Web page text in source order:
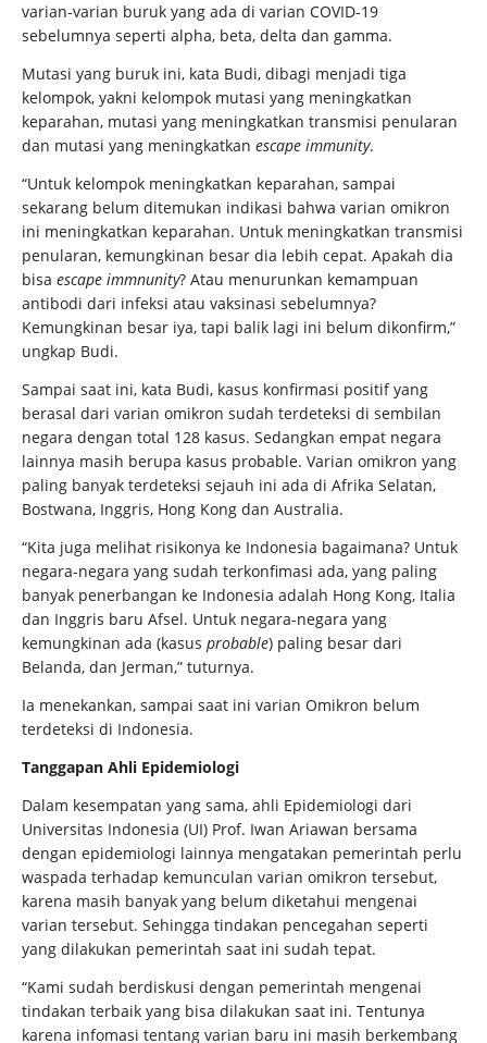
varian-varian buruk yang ada di varian COVID-19
sebelumnya seperti alpha, beta, delta dan gamma.
Mutasi yang buruk ini, kata Budi, dibagi menjadi tiga
kelompok, yakni kelompok mutasi yang meningkatkan
keparahan, mutasi yang meningkatkan transmisi penularan
dan mutasi yang meningkatkan escape immunity.
“Untuk kelompok meningkatkan keparahan, sampai
sekarang belum ditemukan indikasi bahwa varian omikron
ini meningkatkan keparahan. Untuk meningkatkan transmisi
penularan, kemungkinan besar dia lebih cepat. Apakah dia
bisa escape immnunity? Atau menurunkan kemampuan
antibodi dari infeksi atau vaksinasi sebelumnya?
Kemungkinan besar iya, tapi balik lagi ini belum dikonfirm,”
ungkap Budi.
Sampai saat ini, kata Budi, kasus konfirmasi positif yang
berasal dari varian omikron sudah terdeteksi di sembilan
negara dengan total 128 kasus. Sedangkan empat negara
lainnya masih berupa kasus probable. Varian omikron yang
paling banyak terdeteksi sejauh ini ada di Afrika Selatan,
Bostwana, Inggris, Hong Kong dan Australia.
“Kita juga melihat risikonya ke Indonesia bagaimana? Untuk
negara-negara yang sudah terkonfimasi ada, yang paling
banyak penerbangan ke Indonesia adalah Hong Kong, Italia
dan Inggris baru Afsel. Untuk negara-negara yang
kemungkinan ada (kasus probable) paling besar dari
Belanda, dan Jerman,” tuturnya.
Ia menekankan, sampai saat ini varian Omikron belum
terdeteksi di Indonesia.
Tanggapan Ahli Epidemiologi
Dalam kesempatan yang sama, ahli Epidemiologi dari
Universitas Indonesia (UI) Prof. Iwan Ariawan bersama
dengan epidemiologi lainnya mengatakan pemerintah perlu
waspada terhadap kemunculan varian omikron tersebut,
karena masih banyak yang belum diketahui mengenai
varian tersebut. Sehingga tindakan pencegahan seperti
yang dilakukan pemerintah saat ini sudah tepat.
“Kami sudah berdiskusi dengan pemerintah mengenai
tindakan terbaik yang bisa dilakukan saat ini. Tentunya
karena infomasi tentang varian baru ini masih berkembang